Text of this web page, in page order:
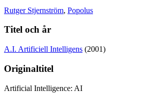
Rutger Stjernström, Popolus
Titel och år
A.I. Artificiell Intelligens (2001)
Originaltitel
Artificial Intelligence: AI